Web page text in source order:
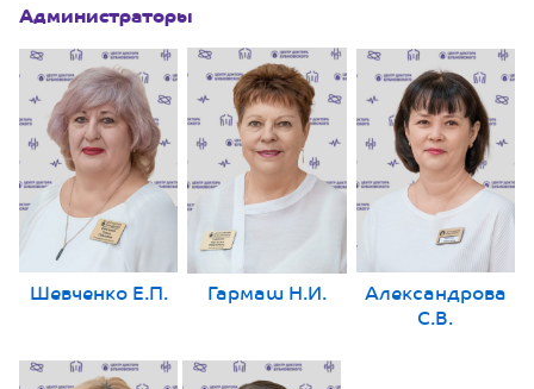
Администраторы
Шевченко Е.П. Гармаш Н.И. Александрова
С.В.